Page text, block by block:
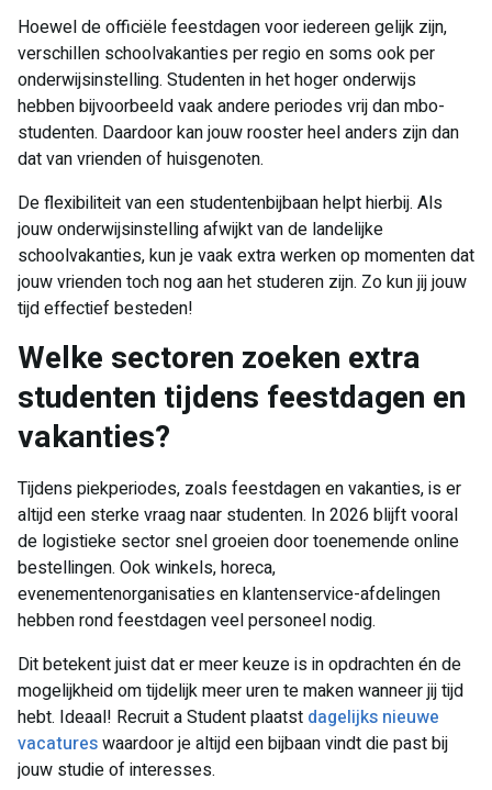
Hoewel de officiële feestdagen voor iedereen gelijk zijn,
verschillen schoolvakanties per regio en soms ook per
onderwijsinstelling. Studenten in het hoger onderwijs
hebben bijvoorbeeld vaak andere periodes vrij dan mbo-
studenten. Daardoor kan jouw rooster heel anders zijn dan
dat van vrienden of huisgenoten.
De flexibiliteit van een studentenbijbaan helpt hierbij. Als
jouw onderwijsinstelling afwijkt van de landelijke
schoolvakanties, kun je vaak extra werken op momenten dat
jouw vrienden toch nog aan het studeren zijn. Zo kun jij jouw
tijd effectief besteden!
Welke sectoren zoeken extra
studenten tijdens feestdagen en
vakanties?
Tijdens piekperiodes, zoals feestdagen en vakanties, is er
altijd een sterke vraag naar studenten. In 2026 blijft vooral
de logistieke sector snel groeien door toenemende online
bestellingen. Ook winkels, horeca,
evenementenorganisaties en klantenservice-afdelingen
hebben rond feestdagen veel personeel nodig.
Dit betekent juist dat er meer keuze is in opdrachten én de
mogelijkheid om tijdelijk meer uren te maken wanneer jij tijd
hebt. Ideaal! Recruit a Student plaatst dagelijks nieuwe
vacatureswaardoor je altijd een bijbaan vindt die past bij
jouw studie of interesses.